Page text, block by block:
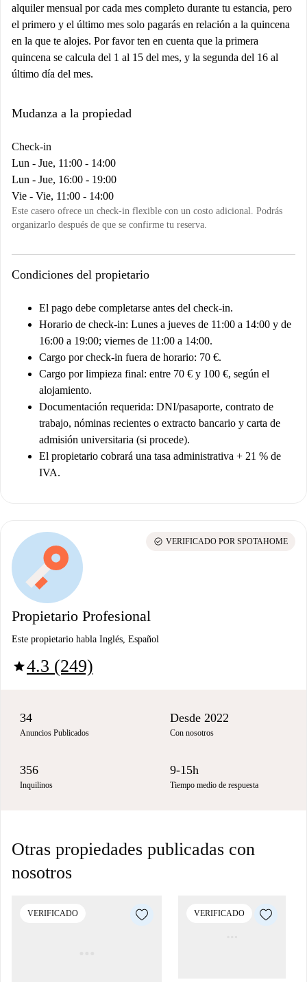
alquiler mensual por cada mes completo durante tu estancia, pero
el primero y el último mes solo pagarás en relación a la quincena
en la que te alojes. Por favor ten en cuenta que la primera
quincena se calcula del 1 al 15 del mes, y la segunda del 16 al
último día del mes.
Mudanza a la propiedad
Check-in
Lun - Jue, 11:00 - 14:00
Lun - Jue, 16:00 - 19:00
Vie - Vie, 11:00 - 14:00
Este casero ofrece un check-in flexible con un costo adicional. Podrás
organizarlo después de que se confirme tu reserva.
Condiciones del propietario
El pago debe completarse antes del check-in.
Horario de check-in: Lunes a jueves de 11:00 a 14:00 y de
16:00 a 19:00; viernes de 11:00 a 14:00.
Cargo por check-in fuera de horario: 70 €.
Cargo por limpieza final: entre 70 € y 100 €, según el
alojamiento.
Documentación requerida: DNI/pasaporte, contrato de
trabajo, nóminas recientes o extracto bancario y carta de
admisión universitaria (si procede).
El propietario cobrará una tasa administrativa + 21 % de
IVA.
Propietario Profesional
Este propietario habla Inglés, Español
star4.3 (249)
check_circle VERIFICADO POR SPOTAHOME
34
Anuncios Publicados
Desde 2022
Con nosotros
356
Inquilinos
9-15h
Tiempo medio de respuesta
Otras propiedades publicadas con
nosotros
VERIFICADO VERIFICADO